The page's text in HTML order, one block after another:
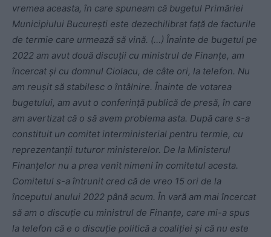
vremea aceasta, în care spuneam că bugetul Primăriei
Municipiului Bucureşti este dezechilibrat faţă de facturile
de termie care urmează să vină. (…) Înainte de bugetul pe
2022 am avut două discuţii cu ministrul de Finanţe, am
încercat şi cu domnul Ciolacu, de câte ori, la telefon. Nu
am reuşit să stabilesc o întâlnire. Înainte de votarea
bugetului, am avut o conferinţă publică de presă, în care
am avertizat că o să avem problema asta. După care s-a
constituit un comitet interministerial pentru termie, cu
reprezentanţii tuturor ministerelor. De la Ministerul
Finanţelor nu a prea venit nimeni în comitetul acesta.
Comitetul s-a întrunit cred că de vreo 15 ori de la
începutul anului 2022 până acum. În vară am mai încercat
să am o discuţie cu ministrul de Finanţe, care mi-a spus
la telefon că e o discuţie politică a coaliţiei şi că nu este